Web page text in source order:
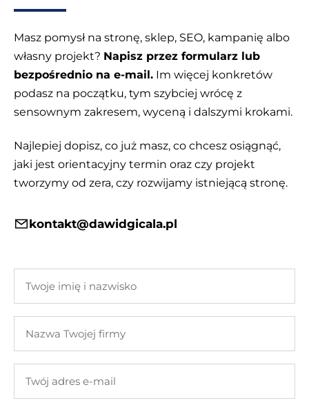
Masz pomysł na stronę, sklep, SEO, kampanię albo
własny projekt? Napisz przez formularz lub
bezpośrednio na e-mail. Im więcej konkretów
podasz na początku, tym szybciej wrócę z
sensownym zakresem, wyceną i dalszymi krokami.
Najlepiej dopisz, co już masz, co chcesz osiągnąć,
jaki jest orientacyjny termin oraz czy projekt
tworzymy od zera, czy rozwijamy istniejącą stronę.
kontakt@dawidgicala.pl
imię
nazwisko
Twojej
adres